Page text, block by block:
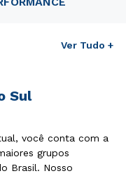
Ver Tudo +
Sul
você conta com a
grupos
Brasil. Nosso